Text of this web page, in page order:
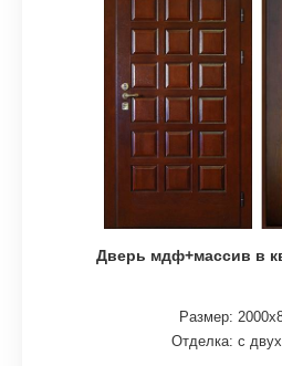
Дверь мдф+массив в
Размер:
Отделка: с